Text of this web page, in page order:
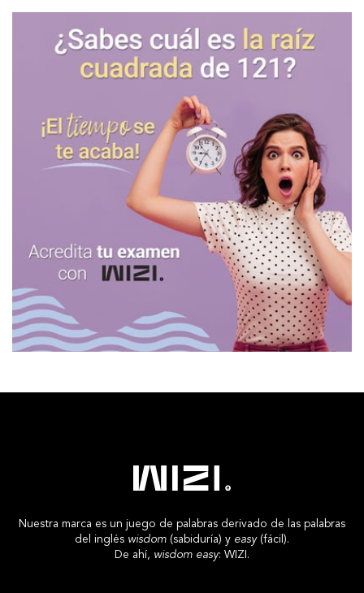
Nuestra marca es un juego de palabras derivado de las palabras
del inglés wisdom (sabiduría) y easy(fácil).
De ahí, wisdom easy: WIZI.